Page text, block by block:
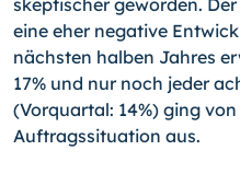
skeptischer geworden.
eine eher negative
nächsten halben Jahres
17% und nur noch jeder
(Vorquartal: 14%) ging
Auftragssituation aus.